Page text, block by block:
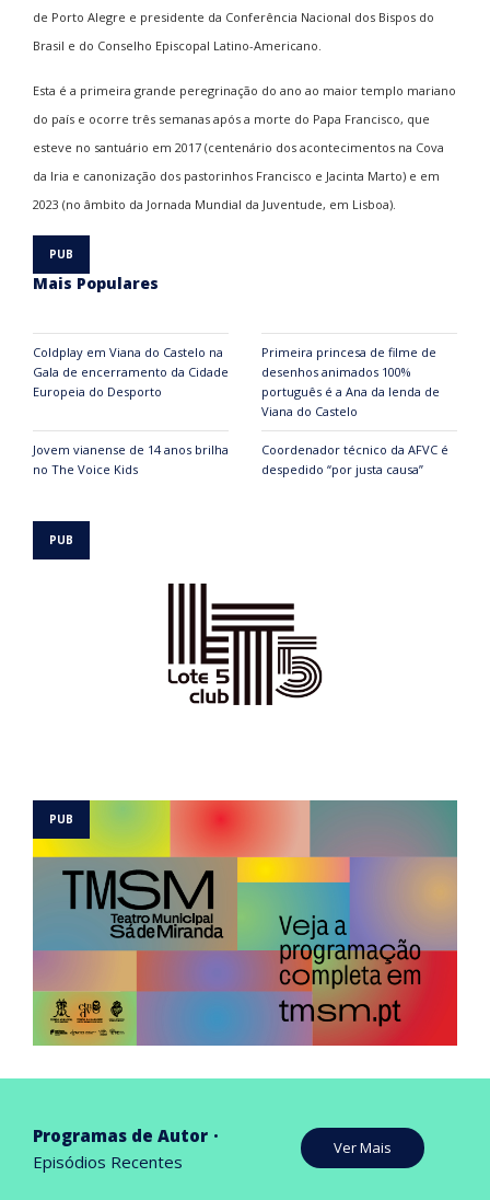
de Porto Alegre e presidente da Conferência Nacional dos Bispos do
Brasil e do Conselho Episcopal Latino-Americano.
Esta é a primeira grande peregrinação do ano ao maior templo mariano
do país e ocorre três semanas após a morte do Papa Francisco, que
esteve no santuário em 2017 (centenário dos acontecimentos na Cova
da Iria e canonização dos pastorinhos Francisco e Jacinta Marto) e em
2023 (no âmbito da Jornada Mundial da Juventude, em Lisboa).
Mais Populares
Coldplay em Viana do Castelo na
Gala de encerramento da Cidade
Europeia do Desporto
Primeira princesa de filme de
desenhos animados 100%
português é a Ana da lenda de
Viana do Castelo
Jovem vianense de 14 anos brilha
no The Voice Kids
Coordenador técnico da AFVC é
despedido “por justa causa”
Programas de Autor
Episódios Recentes
Ver Mais